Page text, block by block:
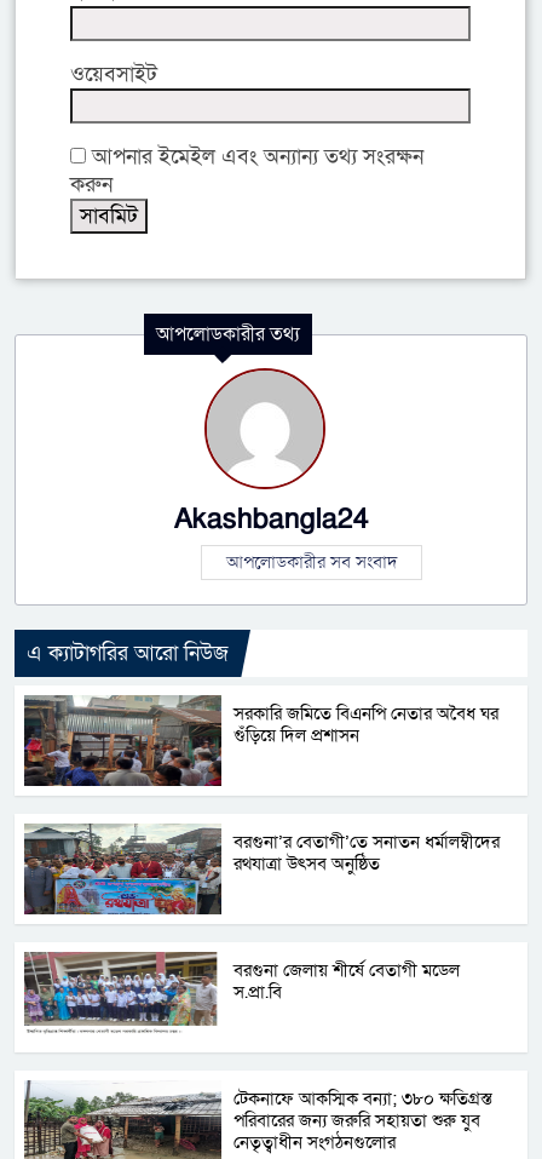
ওয়েবসাইট
আপনার ইমেইল এবং অন্যান্য তথ্য সংরক্ষন
করুন
আপলোডকারীর তথ্য
Akashbangla24
আপলোডকারীর সব সংবাদ
এ ক্যাটাগরির আরো নিউজ
সরকারি জমিতে বিএনপি নেতার অবৈধ ঘর
গুঁড়িয়ে দিল প্রশাসন
বরগুনা’র বেতাগী’তে সনাতন ধর্মালম্বীদের
রথযাত্রা উৎসব অনুষ্ঠিত
বরগুনা জেলায় শীর্ষে বেতাগী মডেল
স.প্রা.বি
টেকনাফে আকস্মিক বন্যা; ৩৮০ ক্ষতিগ্রস্ত
পরিবারের জন্য জরুরি সহায়তা শুরু যুব
নেতৃত্বাধীন সংগঠনগুলোর